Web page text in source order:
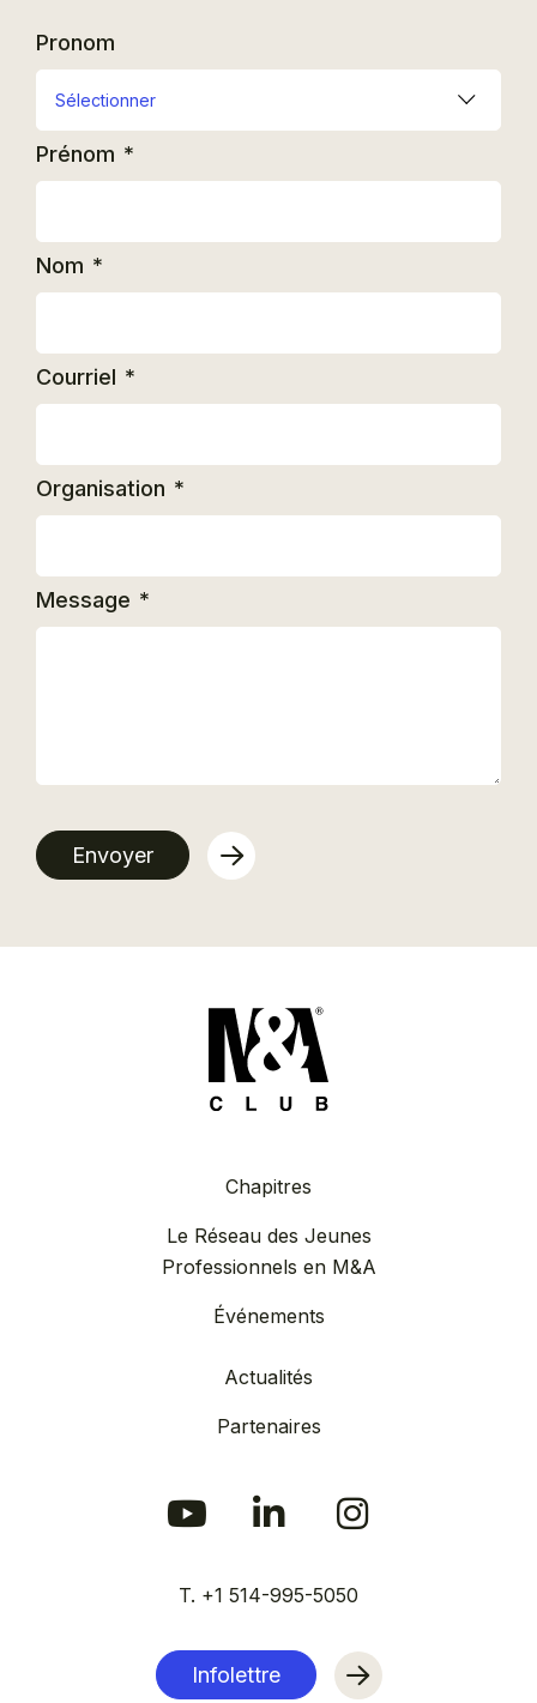
Pronom
Prénom *
Nom *
Courriel *
Organisation *
Message *
Envoyer
Chapitres
Le Réseau des Jeunes
Professionnels en M&A
Événements
Actualités
Partenaires
T. +1 514-995-5050
Infolettre